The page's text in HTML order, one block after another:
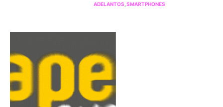
ADELANTOS SMARTPHONES